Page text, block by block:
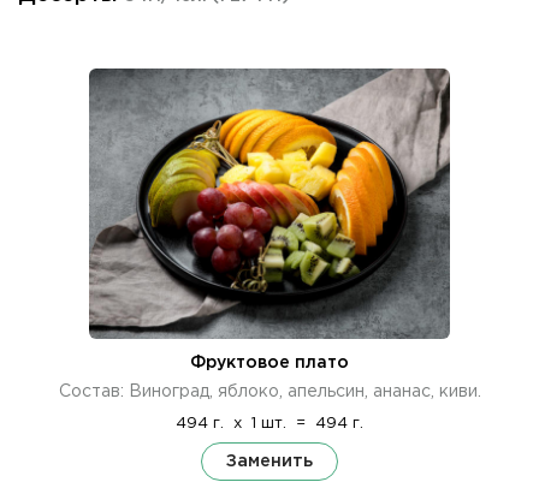
Фруктовое плато
Состав: Виноград, яблоко, апельсин, ананас, киви.
494 г. x 1 шт. = 494 г.
Заменить